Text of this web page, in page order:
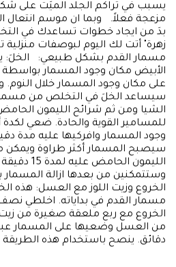
يسبب في تراكم الجلد الميَت على
مزعجة فعلاً. وبما ان موسم انتعال
بدَ من ايجاد خطوات تساعدك في
زهرة" أتت لك اليوم لبوصفات
مسمار القدم بشكل طبيعي: الخلَ:
الأبيض مكان وجود المسمار
على مكان وجود المسمار خلال النوم.
سيساعد الخلَ في التخلص من
الشيا ومن ثم شرائح الليمون
للمسامير القوية والحادة. ضعي
وجود المسمار وافركيها عليه مدة
سيصبح المسمار أكثر طراوة
الليمون
وستتمكنين من بعدها ازالة
الخروع وزيت اللوز مع العسل: هذه
مسمار القدم في بداياته. اخلطي
الخروع مع ربع ملعقة صغيرة من
دقائق. ينصح باستخدام هذه